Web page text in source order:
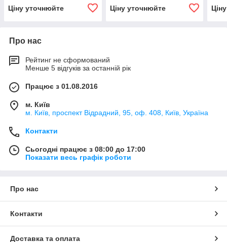
Ціну уточнюйте
Ціну уточнюйте
Про нас
Рейтинг не сформований
Менше 5 відгуків за останній рік
Працює з 01.08.2016
м. Київ
м. Київ, проспект Відрадний, 95, оф. 408, Київ, Україна
Контакти
Сьогодні працює з 08:00 до 17:00
Показати весь графік роботи
Про нас
Контакти
Доставка та оплата